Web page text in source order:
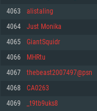
최소사양
운영체제: Windows 10 (64
프로세서: 2.2 GHz 듀얼코어
최소사양
운영체제: Mac OS Big Sur
프로세서: 최소 2.2 GHz의
최소사양
운영체제: 64bit Linux 중 최
프로세서: 2.4 GHz 듀얼코어
4063 alistaling
4064 Just Monika
4065 GiantSquidr
4066 MHRtu
4067 thebeast2007497@psn
4068 CA0263
4069 _t9tb9uks8